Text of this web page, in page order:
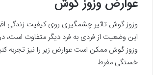
وزوز گوش تاثیر چشمگیری روی کیفیت زندگی
این وضعیت از فردی به فرد دیگر متفاوت است،
وزوز گوش ممکن است عوارض زیر را نیز تجربه
خستگی مفرط